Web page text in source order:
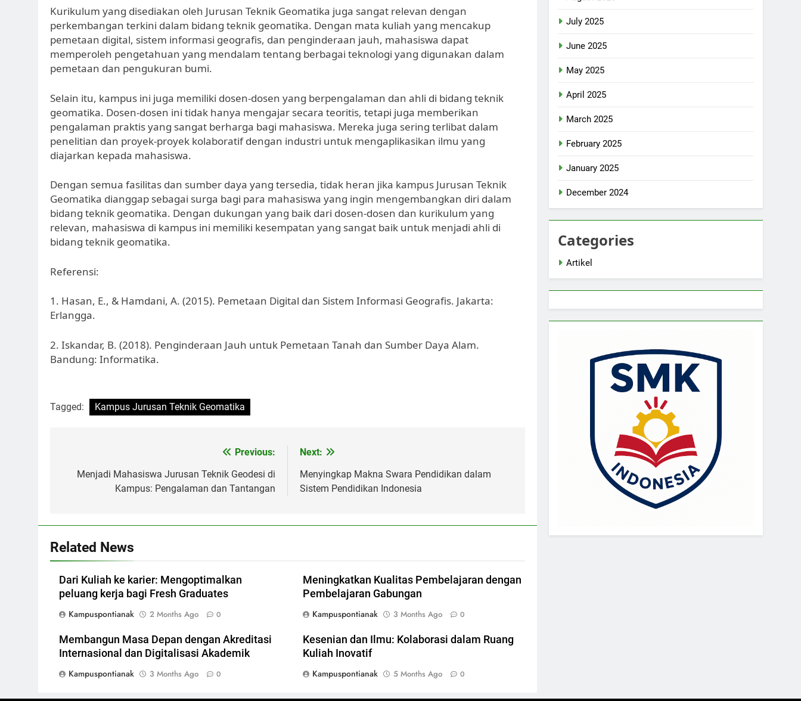
Kurikulum yang disediakan oleh Jurusan Teknik Geomatika juga sangat relevan dengan
perkembangan terkini dalam bidang teknik geomatika. Dengan mata kuliah yang mencakup
pemetaan digital, sistem informasi geografis, dan penginderaan jauh, mahasiswa dapat
memperoleh pengetahuan yang mendalam tentang berbagai teknologi yang digunakan dalam
pemetaan dan pengukuran bumi.
Selain itu, kampus ini juga memiliki dosen-dosen yang berpengalaman dan ahli di bidang teknik
geomatika. Dosen-dosen ini tidak hanya mengajar secara teoritis, tetapi juga memberikan
pengalaman praktis yang sangat berharga bagi mahasiswa. Mereka juga sering terlibat dalam
penelitian dan proyek-proyek kolaboratif dengan industri untuk mengaplikasikan ilmu yang
diajarkan kepada mahasiswa.
Dengan semua fasilitas dan sumber daya yang tersedia, tidak heran jika kampus Jurusan Teknik
Geomatika dianggap sebagai surga bagi para mahasiswa yang ingin mengembangkan diri dalam
bidang teknik geomatika. Dengan dukungan yang baik dari dosen-dosen dan kurikulum yang
relevan, mahasiswa di kampus ini memiliki kesempatan yang sangat baik untuk menjadi ahli di
bidang teknik geomatika.
Referensi:
1. Hasan, E., & Hamdani, A. (2015). Pemetaan Digital dan Sistem Informasi Geografis. Jakarta:
Erlangga.
2. Iskandar, B. (2018). Penginderaan Jauh untuk Pemetaan Tanah dan Sumber Daya Alam.
Bandung: Informatika.
Tagged: Kampus Jurusan Teknik Geomatika
navigation
Previous:
Menjadi Mahasiswa Jurusan Teknik Geodesi di
Kampus: Pengalaman dan Tantangan
Next:
Menyingkap Makna Swara Pendidikan dalam
Sistem Pendidikan Indonesia
Related News
Dari Kuliah ke karier: Mengoptimalkan
peluang kerja bagi Fresh Graduates
Kampuspontianak
2 Months Ago 0
Meningkatkan Kualitas Pembelajaran dengan
Pembelajaran Gabungan
Kampuspontianak
3 Months Ago 0
Membangun Masa Depan dengan Akreditasi
Internasional dan Digitalisasi Akademik
Kampuspontianak
3 Months Ago 0
Kesenian dan Ilmu: Kolaborasi dalam Ruang
Kuliah Inovatif
Kampuspontianak
5 Months Ago 0
July 2025
June 2025
May 2025
April 2025
March 2025
February 2025
January 2025
December 2024
Categories
Artikel